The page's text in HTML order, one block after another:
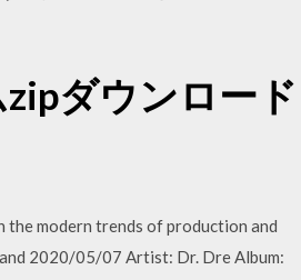
ダウンロード
the modern trends of production and
2020/05/07 Artist: Dr. Dre Album: